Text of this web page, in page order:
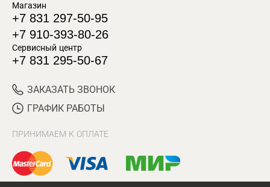
Магазин
+7 831 297-50-95
+7 910-393-80-26
Сервисный центр
+7 831 295-50-67
ЗАКАЗАТЬ ЗВОНОК
ГРАФИК РАБОТЫ
ПРИНИМАЕМ К ОПЛАТЕ